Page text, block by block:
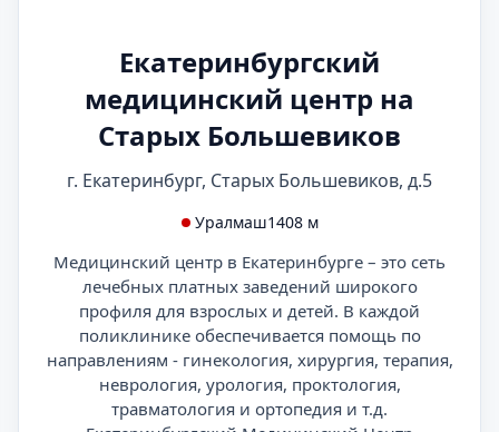
Екатеринбургский
медицинский центр на
Старых Большевиков
г. Екатеринбург, Старых Большевиков, д.5
Уралмаш1408 м
Медицинский центр в Екатеринбурге – это сеть
лечебных платных заведений широкого
профиля для взрослых и детей. В каждой
поликлинике обеспечивается помощь по
направлениям - гинекология, хирургия, терапия,
неврология, урология, проктология,
травматология и ортопедия и т.д.